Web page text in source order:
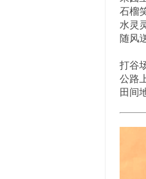
石榴
水灵
随风
打谷
公路
田间